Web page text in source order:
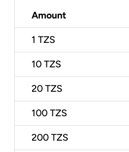
Amount
1 TZS
10 TZS
20 TZS
100 TZS
200 TZS